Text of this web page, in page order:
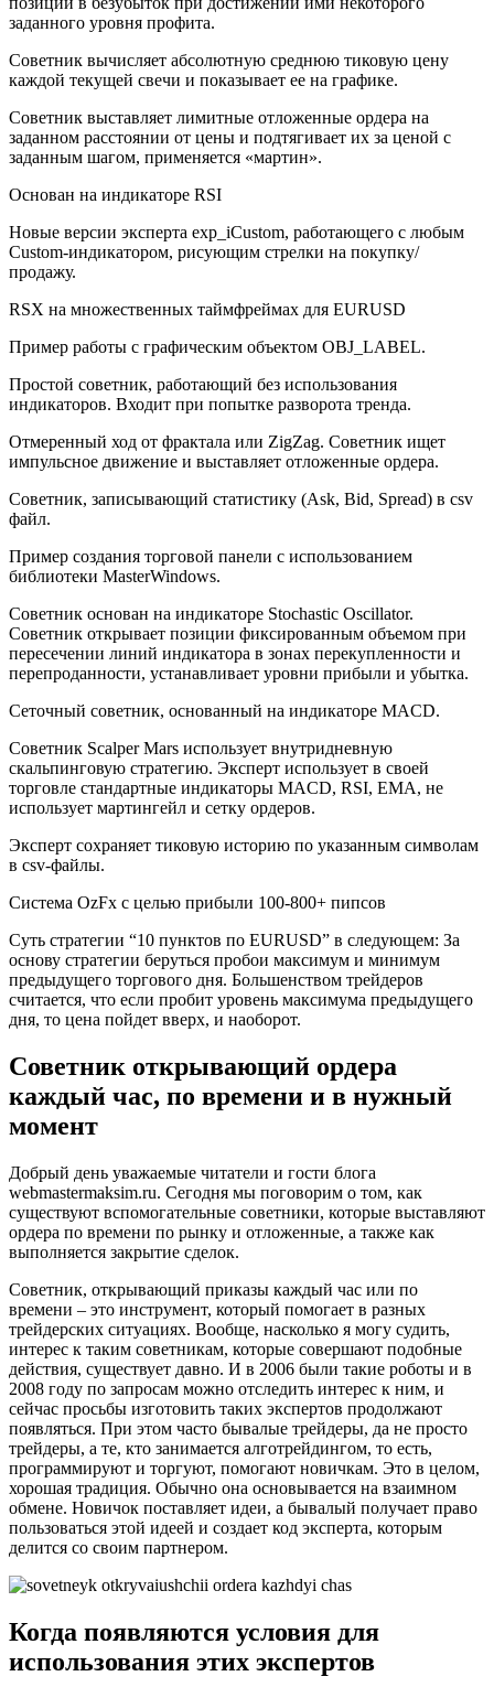
заданного уровня профита.
Советник вычисляет абсолютную среднюю тиковую цену
каждой текущей свечи и показывает ее на графике.
Советник выставляет лимитные отложенные ордера на
заданном расстоянии от цены и подтягивает их за ценой с
заданным шагом, применяется «мартин».
Основан на индикаторе RSI
Новые версии эксперта exp_iCustom, работающего с любым
Custom-индикатором, рисующим стрелки на покупку/
продажу.
RSX на множественных таймфреймах для EURUSD
Пример работы с графическим объектом OBJ_LABEL.
Простой советник, работающий без использования
индикаторов. Входит при попытке разворота тренда.
Отмеренный ход от фрактала или ZigZag. Советник ищет
импульсное движение и выставляет отложенные ордера.
Советник, записывающий статистику (Ask, Bid, Spread) в csv
файл.
Пример создания торговой панели с использованием
библиотеки MasterWindows.
Советник основан на индикаторе Stochastic Oscillator.
Советник открывает позиции фиксированным объемом при
пересечении линий индикатора в зонах перекупленности и
перепроданности, устанавливает уровни прибыли и убытка.
Сеточный советник, основанный на индикаторе MACD.
Советник Scalper Mars использует внутридневную
скальпинговую стратегию. Эксперт использует в своей
торговле стандартные индикаторы MACD, RSI, EMA, не
использует мартингейл и сетку ордеров.
Эксперт сохраняет тиковую историю по указанным символам
в csv-файлы.
Система OzFx с целью прибыли 100-800+ пипсов
Суть стратегии “10 пунктов по EURUSD” в следующем: За
основу стратегии беруться пробои максимум и минимум
предыдущего торгового дня. Большенством трейдеров
считается, что если пробит уровень максимума предыдущего
дня, то цена пойдет вверх, и наоборот.
Советник открывающий ордера
каждый час, по времени и в нужный
момент
Добрый день уважаемые читатели и гости блога
webmastermaksim.ru. Сегодня мы поговорим о том, как
существуют вспомогательные советники, которые выставляют
ордера по времени по рынку и отложенные, а также как
выполняется закрытие сделок.
Советник, открывающий приказы каждый час или по
времени – это инструмент, который помогает в разных
трейдерских ситуациях. Вообще, насколько я могу судить,
интерес к таким советникам, которые совершают подобные
действия, существует давно. И в 2006 были такие роботы и в
2008 году по запросам можно отследить интерес к ним, и
сейчас просьбы изготовить таких экспертов продолжают
появляться. При этом часто бывалые трейдеры, да не просто
трейдеры, а те, кто занимается алготрейдингом, то есть,
программируют и торгуют, помогают новичкам. Это в целом,
хорошая традиция. Обычно она основывается на взаимном
обмене. Новичок поставляет идеи, а бывалый получает право
пользоваться этой идеей и создает код эксперта, которым
делится со своим партнером.
Когда появляются условия для
использования этих экспертов